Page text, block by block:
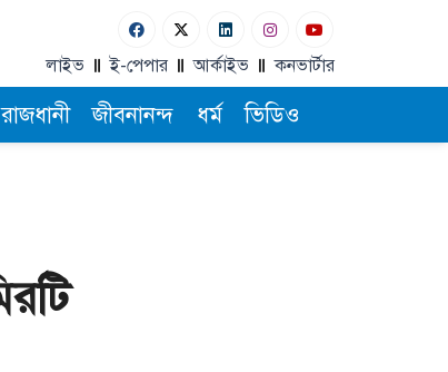
লাইভ ই-পেপার আর্কাইভ কনভার্টার
রাজধানী জীবনানন্দ ধর্ম ভিডিও